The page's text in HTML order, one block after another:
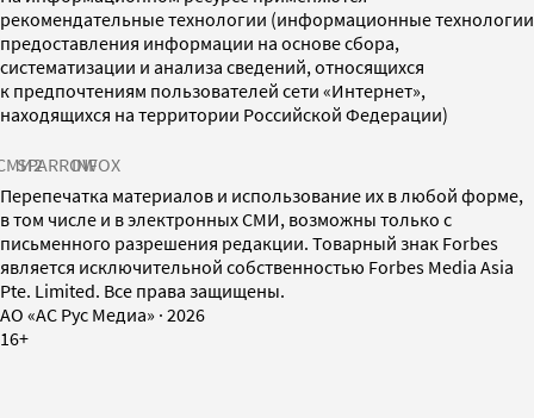
рекомендательные технологии (информационные технологии
предоставления информации на основе сбора,
систематизации и анализа сведений, относящихся
к предпочтениям пользователей сети «Интернет»,
находящихся на территории Российской Федерации)
SPARROWINFOX
Перепечатка материалов и использование их в любой форме,
в том числе и в электронных СМИ, возможны только с
письменного разрешения редакции. Товарный знак Forbes
является исключительной собственностью Forbes Media Asia
Pte. Limited. Все права защищены.
AO «АС Рус Медиа» · 2026
16+